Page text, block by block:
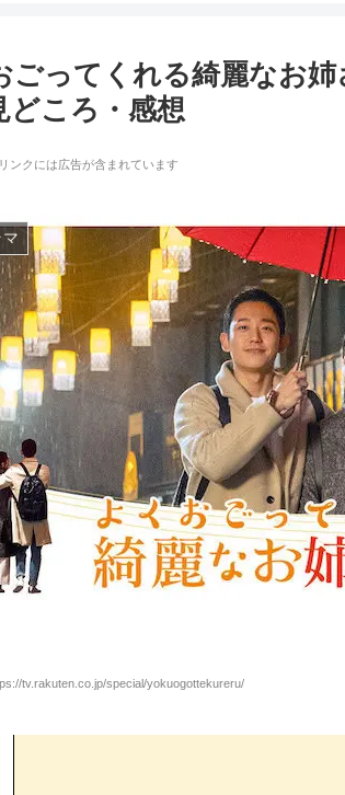
ごってくれる綺麗なお
どころ・感想
ンクには広告が含まれています
tv.rakuten.co.jp/special/yokuogottekureru/